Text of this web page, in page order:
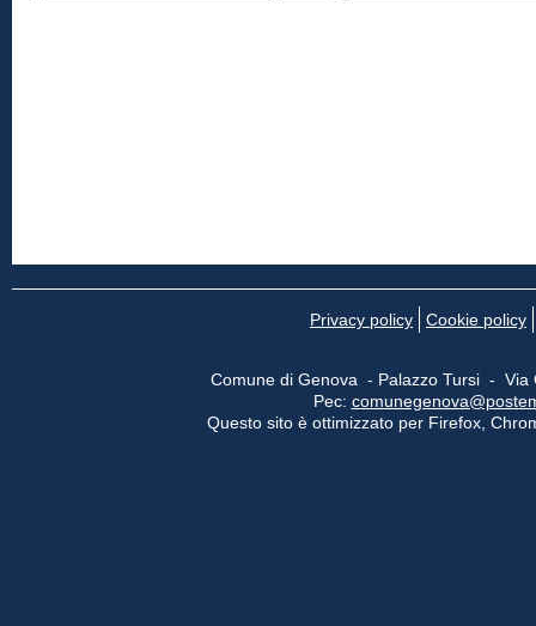
Privacy policy Cookie policy
Comune di Genova - Palazzo Tursi -
Pec:
Questo sito è ottimizzato per Firefox,